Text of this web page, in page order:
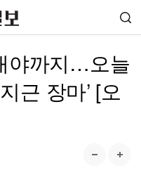
야까지…오늘
근 장마’ [오